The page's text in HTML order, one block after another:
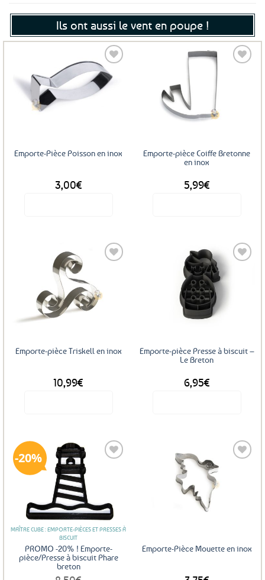
Ils ont aussi le vent en poupe !
Ajouter
Emporte-Pièce Poisson en inox
3,00€
Emporte-pièce Coiffe Bretonne
en inox
5,99€
Emporte-pièce Triskell en inox
10,99€
Emporte-pièce Presse à biscuit –
Le Breton
6,95€
20%
favoris
MAÎTRE CUBE : EMPORTE-PIÈCES ET PRESSES À
BISCUIT
PROMO -20% ! Emporte-
pièce/Presse à biscuit Phare
breton
Emporte-Pièce Mouette en inox